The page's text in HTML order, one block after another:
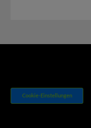
Cookie-Einstellungen